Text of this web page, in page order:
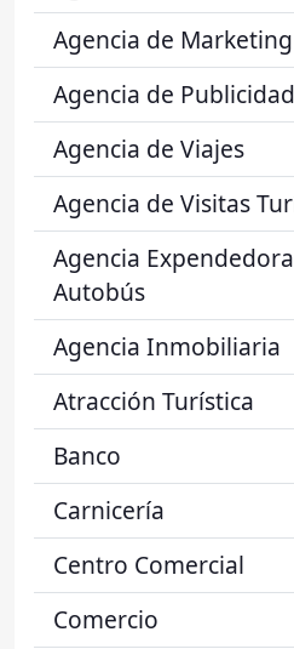
Agencia de Marketing
Agencia de Publicidad
Agencia de Viajes
Agencia de Visitas
Agencia
Autobús
Agencia Inmobiliaria
Atracción Turística
Banco
Carnicería
Centro Comercial
Comercio